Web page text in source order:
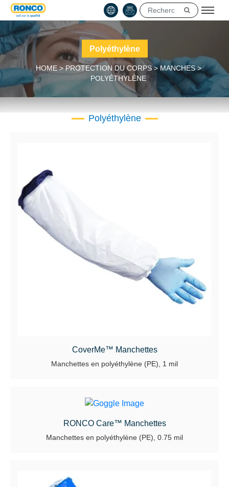
Polyéthylène
HOME>PROTECTION DU CORPS>MANCHES>
POLYÉTHYLÈNE
Polyéthylène
CoverMe™ Manchettes
Manchettes en polyéthylène (PE), 1 mil
RONCO Care™ Manchettes
Manchettes en polyéthylène (PE), 0.75 mil